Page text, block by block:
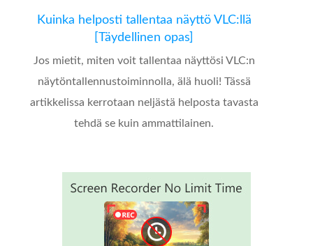
Kuinka helposti tallentaa näyttö VLC:llä
[Täydellinen opas]
Jos mietit, miten voit tallentaa näyttösi VLC:n
näytöntallennustoiminnolla, älä huoli! Tässä
artikkelissa kerrotaan neljästä helposta tavasta
tehdä se kuin ammattilainen.